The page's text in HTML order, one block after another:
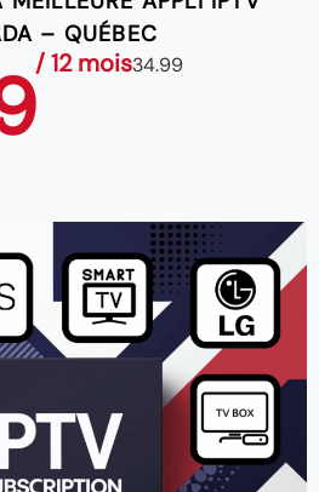
– QUÉBEC
/ 12 mois34.99